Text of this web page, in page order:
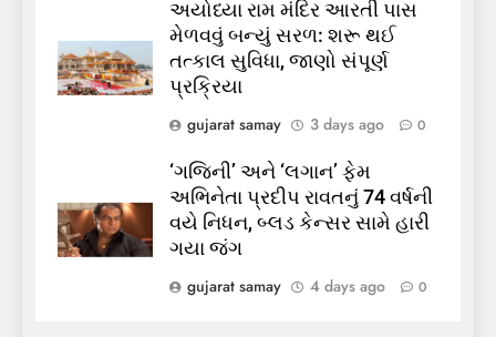
અયોધ્યા રામ મંદિર આરતી પાસ
મેળવવું બન્યું સરળ: શરૂ થઈ
તત્કાલ સુવિધા, જાણો સંપૂર્ણ
પ્રક્રિયા
gujarat samay
3 days ago 0
‘ગજિની’ અને ‘લગાન’ ફેમ
અભિનેતા પ્રદીપ રાવતનું 74 વર્ષની
વયે નિધન, બ્લડ કેન્સર સામે હારી
ગયા જંગ
gujarat samay
4 days ago 0
પ્રક્રિયા બની સરળ
7
રાજ્યસભામાં ‘જન્મ અને મૃત્યુ
પાસ, વિપક્ષનો ઉગ્ર હોબાળો
8
શું તમારું મધ કે ઘી ખરેખર શુદ્ધ
છે? FSSAIએ ડાબરના દાવાઓની
પોલ ખોલી, મૂક્યો પ્રતિબંધ
INDIA TOP NEWS